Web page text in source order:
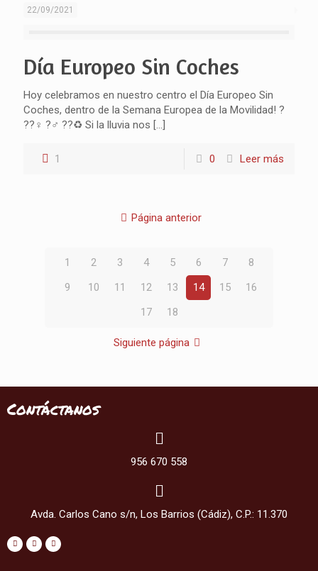
22/09/2021
Día Europeo Sin Coches
Hoy celebramos en nuestro centro el Día Europeo Sin
Coches, dentro de la Semana Europea de la Movilidad! ?
??‍♀️ ?‍♂️ ??♻️ Si la lluvia nos […]
1 0 Leer más
Página anterior
1 2 3 4 5 6 7
8
9
10 11 12 13 14 15
16
17
18
Siguiente página
Contáctanos
956 670 558
Avda. Carlos Cano s/n, Los Barrios (Cádiz), C.P.: 11.370